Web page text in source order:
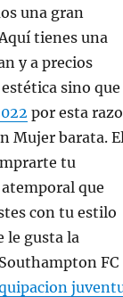
una gran
tienes una
y a precios
sino que
por esta
Mujer barata.
tu
que
con tu estilo
le gusta la
FC